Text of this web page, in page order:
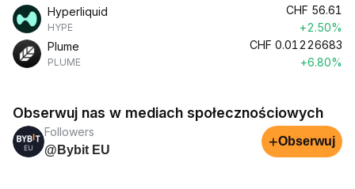
Hyperliquid
HYPE
CHF 56.61
+2.50%
Plume
PLUME
CHF 0.01226683
+6.80%
Obserwuj nas w mediach społecznościowych
Followers
@Bybit EU
+Obserwuj